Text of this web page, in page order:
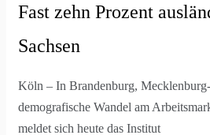
Fast zehn Prozent
Sachsen
Köln – In Brandenburg,
demografische Wandel am
meldet sich heute das Institut